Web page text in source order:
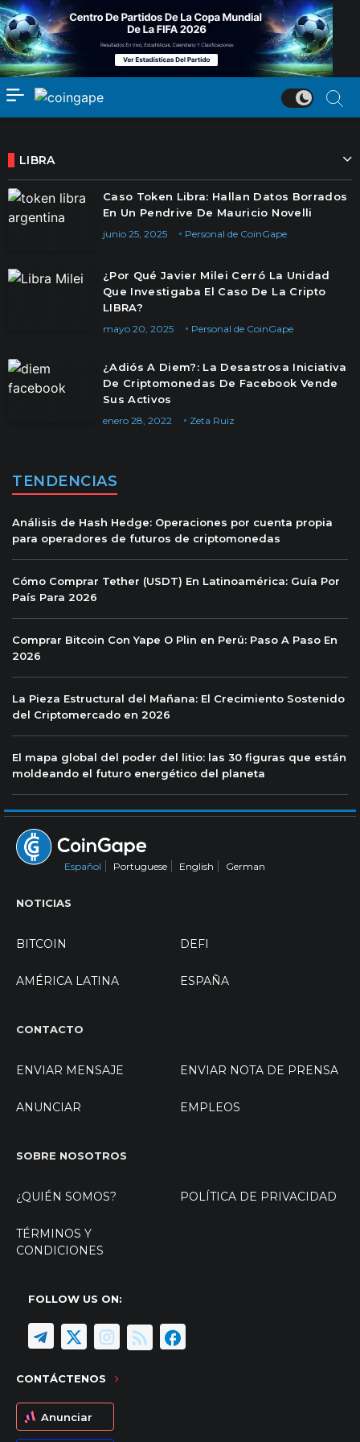
LIBRA
Caso Token Libra: Hallan Datos Borrados
En Un Pendrive De Mauricio Novelli
Personal de CoinGape
junio 25, 2025
¿Por Qué Javier Milei Cerró La Unidad
Que Investigaba El Caso De La Cripto
LIBRA?
Personal de CoinGape
mayo 20, 2025
¿Adiós A Diem?: La Desastrosa Iniciativa
De Criptomonedas De Facebook Vende
Sus Activos
Zeta Ruiz
enero 28, 2022
TENDENCIAS
Análisis de Hash Hedge: Operaciones por cuenta propia
para operadores de futuros de criptomonedas
Cómo Comprar Tether (USDT) En Latinoamérica: Guía Por
País Para 2026
Comprar Bitcoin Con Yape O Plin en Perú: Paso A Paso En
2026
La Pieza Estructural del Mañana: El Crecimiento Sostenido
del Criptomercado en 2026
El mapa global del poder del litio: las 30 figuras que están
moldeando el futuro energético del planeta
Español Portuguese English German
NOTICIAS
BITCOIN DEFI
AMÉRICA LATINA ESPAÑA
CONTACTO
ENVIAR MENSAJE ENVIAR NOTA DE PRENSA
ANUNCIAR EMPLEOS
SOBRE NOSOTROS
¿QUIÉN SOMOS? POLÍTICA DE PRIVACIDAD
TÉRMINOS Y
CONDICIONES
FOLLOW US ON:
CONTÁCTENOS
Anunciar